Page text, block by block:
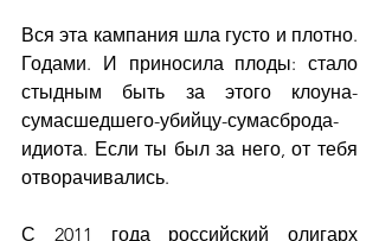
Вся эта кампания шла густо и плотно.
Годами. И приносила плоды: стало
стыдным быть за этого клоуна-
сумасшедшего-убийцу-сумасброда-
идиота. Если ты был за него, от тебя
отворачивались.
С 2011 года российский олигарх